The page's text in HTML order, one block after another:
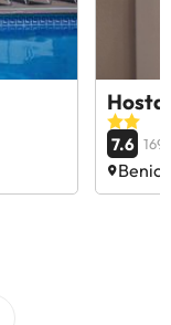
7.6